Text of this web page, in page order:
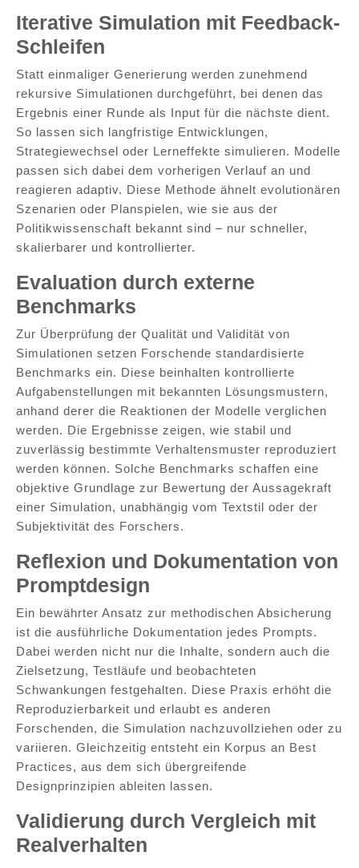
Iterative Simulation mit Feedback-
Schleifen
Statt einmaliger Generierung werden zunehmend
rekursive Simulationen durchgeführt, bei denen das
Ergebnis einer Runde als Input für die nächste dient.
So lassen sich langfristige Entwicklungen,
Strategiewechsel oder Lerneffekte simulieren. Modelle
passen sich dabei dem vorherigen Verlauf an und
reagieren adaptiv. Diese Methode ähnelt evolutionären
Szenarien oder Planspielen, wie sie aus der
Politikwissenschaft bekannt sind – nur schneller,
skalierbarer und kontrollierter.
Evaluation durch externe
Benchmarks
Zur Überprüfung der Qualität und Validität von
Simulationen setzen Forschende standardisierte
Benchmarks ein. Diese beinhalten kontrollierte
Aufgabenstellungen mit bekannten Lösungsmustern,
anhand derer die Reaktionen der Modelle verglichen
werden. Die Ergebnisse zeigen, wie stabil und
zuverlässig bestimmte Verhaltensmuster reproduziert
werden können. Solche Benchmarks schaffen eine
objektive Grundlage zur Bewertung der Aussagekraft
einer Simulation, unabhängig vom Textstil oder der
Subjektivität des Forschers.
Reflexion und Dokumentation von
Promptdesign
Ein bewährter Ansatz zur methodischen Absicherung
ist die ausführliche Dokumentation jedes Prompts.
Dabei werden nicht nur die Inhalte, sondern auch die
Zielsetzung, Testläufe und beobachteten
Schwankungen festgehalten. Diese Praxis erhöht die
Reproduzierbarkeit und erlaubt es anderen
Forschenden, die Simulation nachzuvollziehen oder zu
variieren. Gleichzeitig entsteht ein Korpus an Best
Practices, aus dem sich übergreifende
Designprinzipien ableiten lassen.
Validierung durch Vergleich mit
Realverhalten